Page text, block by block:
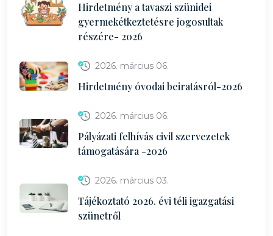
Hirdetmény a tavaszi szünidei
gyermekétkeztetésre jogosultak
részére- 2026
2026. március 06.
Hirdetmény óvodai beiratásról-2026
2026. március 06.
Pályázati felhívás civil szervezetek
támogatására -2026
2026. március 03.
Tájékoztató 2026. évi téli igazgatási
szünetről